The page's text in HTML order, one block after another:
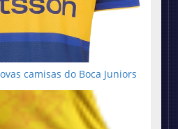
camisas do Boca Juniors